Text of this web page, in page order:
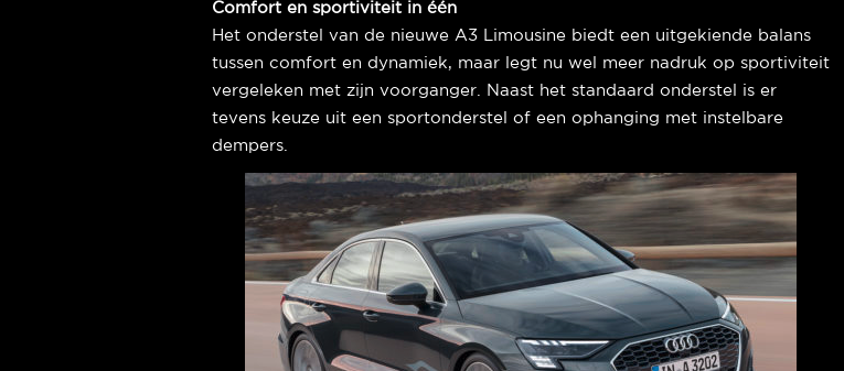
Comfort en sportiviteit in één
Het onderstel van de nieuwe A3 Limousine biedt een uitgekiende balans
tussen comfort en dynamiek, maar legt nu wel meer nadruk op sportiviteit
vergeleken met zijn voorganger. Naast het standaard onderstel is er
tevens keuze uit een sportonderstel of een ophanging met instelbare
dempers.